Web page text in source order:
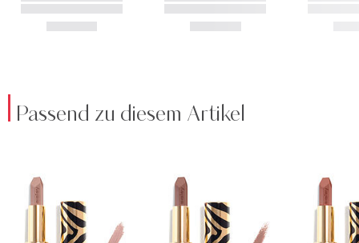
Passend zu diesem Artikel